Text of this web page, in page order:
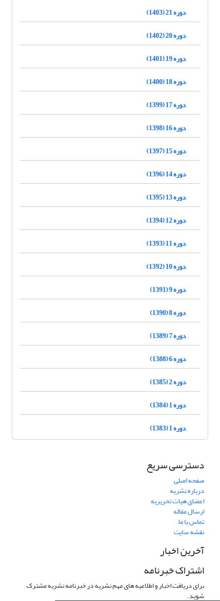
دوره 21 (1403)
دوره 20 (1402)
دوره 19 (1401)
دوره 18 (1400)
دوره 17 (1399)
دوره 16 (1398)
دوره 15 (1397)
دوره 14 (1396)
دوره 13 (1395)
دوره 12 (1394)
دوره 11 (1393)
دوره 10 (1392)
دوره 9 (1391)
دوره 8 (1390)
دوره 7 (1389)
دوره 6 (1388)
دوره 2 (1385)
دوره 1 (1384)
دوره 1 (1383)
دسترسی سریع
صفحه اصلی
درباره نشریه
اعضای هیات تحریریه
ارسال مقاله
تماس با ما
نقشه سایت
آخرین اخبار
اشتراک خبرنامه
برای دریافت اخبار و اطلاعیه های مهم نشریه در خبرنامه نشریه مشترک
شوید.